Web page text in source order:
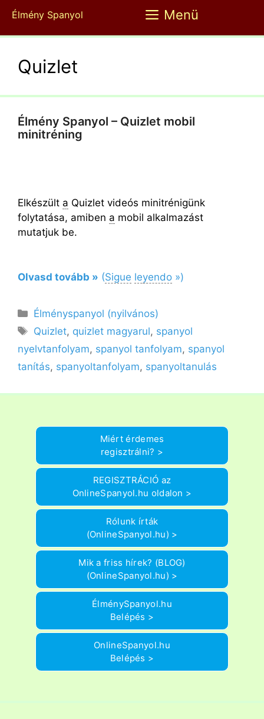
Kilépés
tartalomba
Élmény Spanyol Menü
Quizlet
Élmény Spanyol – Quizlet mobil
minitréning
Elkészült a Quizlet videós minitrénigünk
folytatása, amiben a mobil alkalmazást
mutatjuk be.
Olvasd tovább » (Sigue leyendo »)
Kategória
Élményspanyol (nyilvános)
Címkék
Quizlet, quizlet magyarul, spanyol
nyelvtanfolyam, spanyol tanfolyam, spanyol
tanítás, spanyoltanfolyam, spanyoltanulás
Miért érdemes
regisztrálni? >
REGISZTRÁCIÓ az
OnlineSpanyol.hu oldalon >
Rólunk írták
(OnlineSpanyol.hu) >
Mik a friss hírek? (BLOG)
(OnlineSpanyol.hu) >
ÉlménySpanyol.hu
Belépés >
OnlineSpanyol.hu
Belépés >